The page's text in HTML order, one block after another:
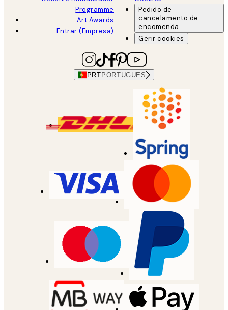
Programme
Art Awards
Entrar (Empresa)
Pedido de
cancelamento de
encomenda
Gerir cookies
PRT PORTUGUES